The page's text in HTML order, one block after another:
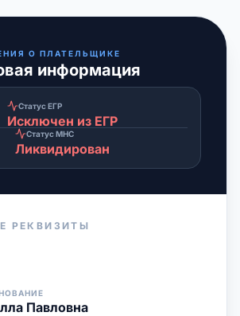
О ПЛАТЕЛЬЩИКЕ
информация
Статус ЕГР
Исключен из ЕГР
Статус МНС
Ликвидирован
РЕКВИЗИТЫ
Павловна